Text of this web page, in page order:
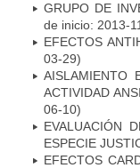
GRUPO DE
de inicio: 2013-
EFECTOS
03-29)
AISLAMIENTO
ACTIVIDAD
06-10)
EVALUACIÓN
ESPECIE
EFECTOS